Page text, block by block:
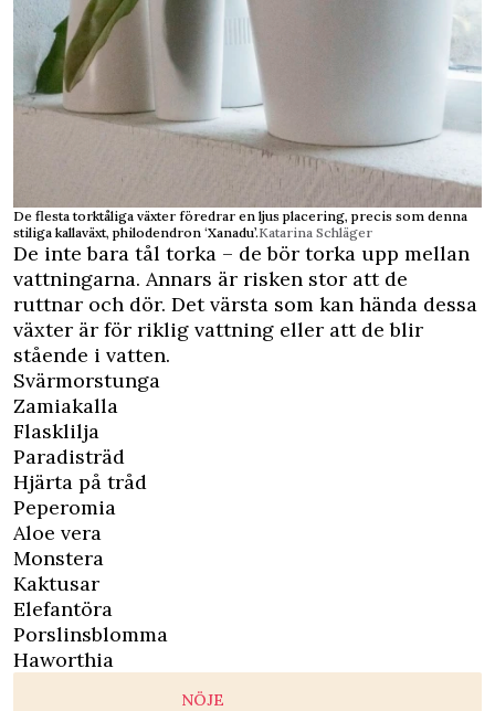
De flesta torktåliga växter föredrar en ljus placering, precis som denna
stiliga kallaväxt, philodendron ‘Xanadu’.Katarina Schläger
De inte bara tål torka – de bör torka upp mellan
vattningarna. Annars är risken stor att de
ruttnar och dör. Det värsta som kan hända dessa
växter är för riklig vattning eller att de blir
stående i vatten.
Svärmorstunga
Zamiakalla
Flasklilja
Paradisträd
Hjärta på tråd
Peperomia
Aloe vera
Monstera
Kaktusar
Elefantöra
Porslinsblomma
Haworthia
NÖJE